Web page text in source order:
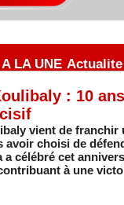
A LA UNE Actualite
: 10
vient de franchir
avoir choisi de
a célébré cet
à une